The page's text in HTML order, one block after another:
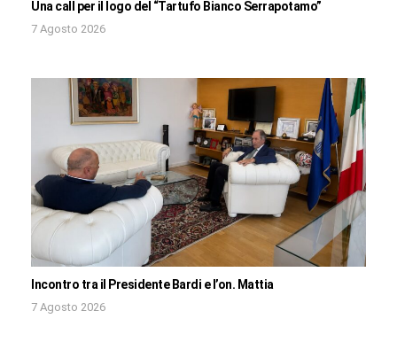
Una call per il logo del “Tartufo Bianco Serrapotamo”
7 Agosto 2026
Incontro tra il Presidente Bardi e l’on. Mattia
7 Agosto 2026